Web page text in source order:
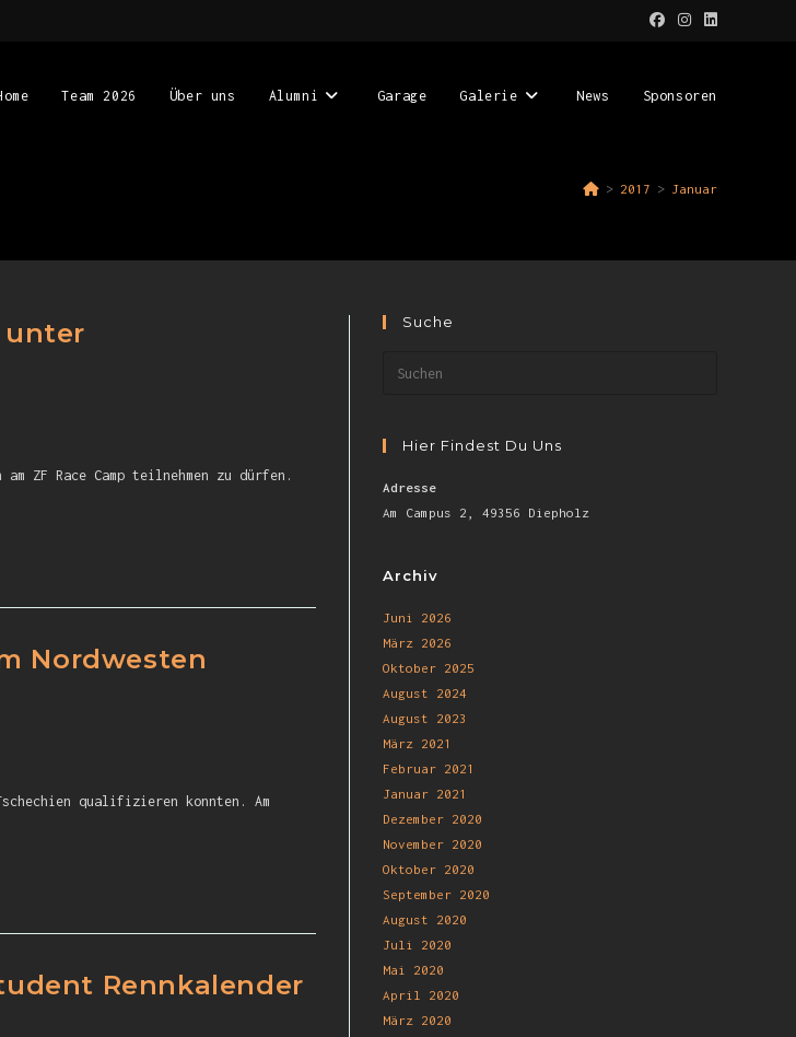
Team 2026 Über uns Alumni Garage Galerie News Sponsoren
> 2017 > Januar
unter
ZF Race Camp teilnehmen zu dürfen.
Nordwesten
qualifizieren konnten. Am
Rennkalender
Suche
Hier Findest Du Uns
Adresse
Am Campus 2, 49356 Diepholz
Archiv
Juni 2026
März 2026
Oktober 2025
August 2024
August 2023
März 2021
Februar 2021
Januar 2021
Dezember 2020
November 2020
Oktober 2020
September 2020
August 2020
Juli 2020
Mai 2020
April 2020
März 2020